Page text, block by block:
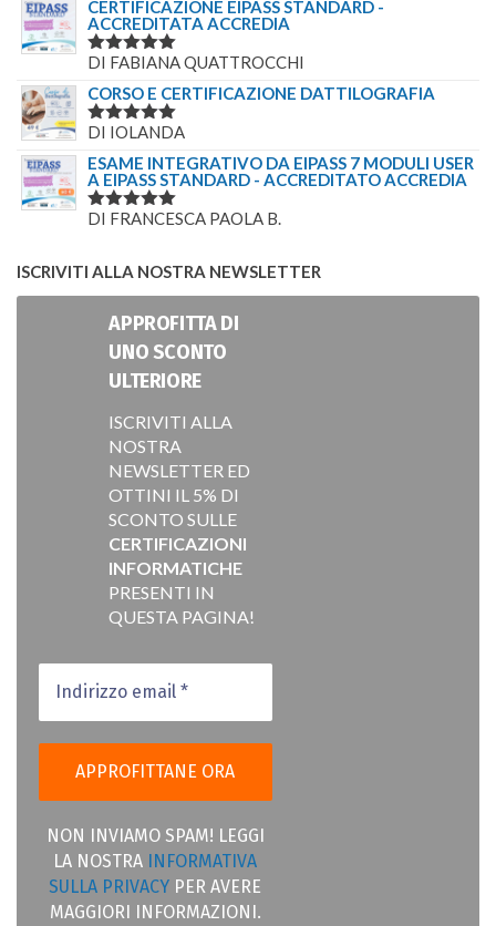
CERTIFICAZIONE EIPASS STANDARD -
ACCREDITATA ACCREDIA
VALUTATO
DI FABIANA QUATTROCCHI
CORSO E CERTIFICAZIONE DATTILOGRAFIA
VALUTATO
DI IOLANDA
ESAME INTEGRATIVO DA EIPASS 7 MODULI USER
A EIPASS STANDARD - ACCREDITATO ACCREDIA
VALUTATO
DI FRANCESCA PAOLA B.
ISCRIVITI ALLA NOSTRA NEWSLETTER
APPROFITTA DI
UNO SCONTO
ULTERIORE
ISCRIVITI ALLA
NOSTRA
NEWSLETTER ED
OTTINI IL 5% DI
SCONTO SULLE
CERTIFICAZIONI
INFORMATICHE
PRESENTI IN
QUESTA PAGINA!
NON INVIAMO SPAM! LEGGI
LA NOSTRA INFORMATIVA
SULLA PRIVACY PER AVERE
MAGGIORI INFORMAZIONI.